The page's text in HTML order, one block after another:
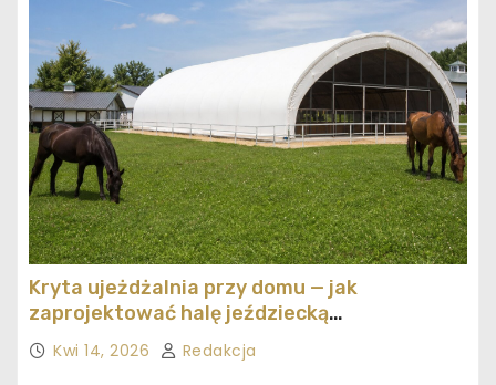
Kryta ujeżdżalnia przy domu — jak
zaprojektować halę jeździecką
ekonomicznie
Kwi 14, 2026 Redakcja